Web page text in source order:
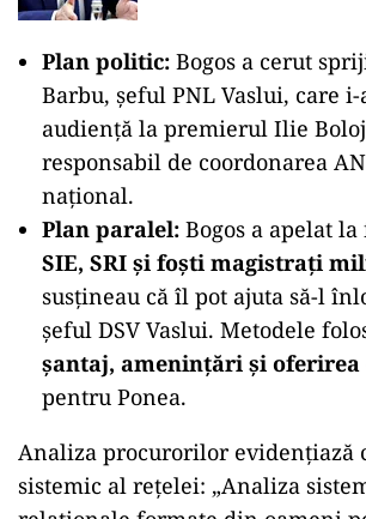
Plan politic: Bogos a cerut
Barbu, șeful PNL Vaslui, care
audiență la premierul Ilie
responsabil de coordonarea
național.
Plan paralel: Bogos a apelat
SIE, SRI și foști magistrați
susțineau că îl pot ajuta să-l
șeful DSV Vaslui. Metodele
șantaj, amenințări și oferirea
pentru Ponea.
Analiza procurorilor evidențiază
sistemic al rețelei: „Analiza